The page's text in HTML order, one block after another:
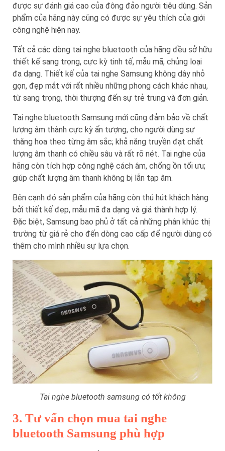
được sự đánh giá cao của đông đảo người tiêu dùng. Sản
phẩm của hãng này cũng có được sự yêu thích của giới
công nghệ hiện nay.
Tất cả các dòng tai nghe bluetooth của hãng đều sở hữu
thiết kế sang trọng, cực kỳ tinh tế, mẫu mã, chủng loại
đa dạng. Thiết kế của tai nghe Samsung không dây nhỏ
gọn, đẹp mắt với rất nhiều những phong cách khác nhau,
từ sang trọng, thời thượng đến sự trẻ trung và đơn giản.
Tai nghe bluetooth Samsung mới cũng đảm bảo về chất
lượng âm thành cực kỳ ấn tượng, cho người dùng sự
thăng hoa theo từng âm sắc; khả năng truyền đạt chất
lượng âm thanh có chiều sâu và rất rõ nét. Tai nghe của
hãng còn tích hợp công nghệ cách âm, chống ồn tối ưu;
giúp chất lượng âm thanh không bị lẫn tạp âm.
Bên cạnh đó sản phẩm của hãng còn thú hút khách hàng
bởi thiết kế đẹp, mẫu mã đa dạng và giá thành hợp lý.
Đặc biệt, Samsung bao phủ ở tất cả những phân khúc thị
trường từ giá rẻ cho đến dòng cao cấp để người dùng có
thêm cho mình nhiều sự lựa chọn.
Tai nghe bluetooth samsung có tốt không
3. Tư vấn chọn mua tai nghe
bluetooth Samsung phù hợp